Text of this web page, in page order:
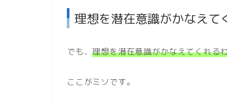
理想を潜在意識がかなえて
でも、理想を潜在意識がかなえてくれる
ここがミソです。